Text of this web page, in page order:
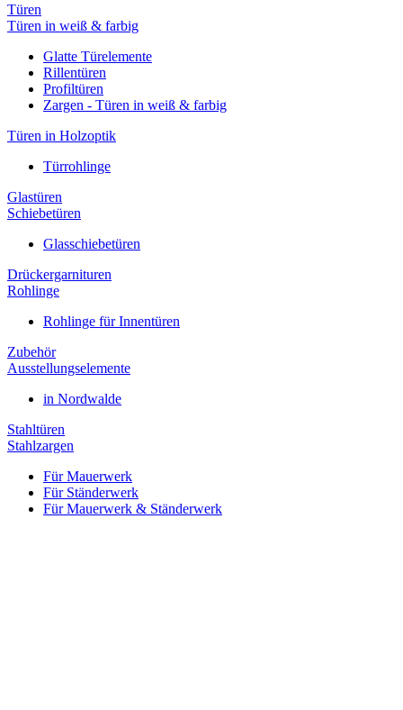
Türen
Türen in weiß & farbig
Glatte Türelemente
Rillentüren
Profiltüren
Zargen - Türen in weiß & farbig
Türen in Holzoptik
Türrohlinge
Glastüren
Schiebetüren
Glasschiebetüren
Drückergarnituren
Rohlinge
Rohlinge für Innentüren
Zubehör
Ausstellungselemente
in Nordwalde
Stahltüren
Stahlzargen
Für Mauerwerk
Für Ständerwerk
Für Mauerwerk & Ständerwerk